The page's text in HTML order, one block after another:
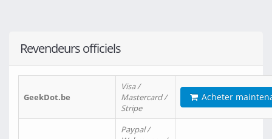
Revendeurs officiels
GeekDot.be
Visa /
Mastercard /
Stripe
Acheter
Paypal /